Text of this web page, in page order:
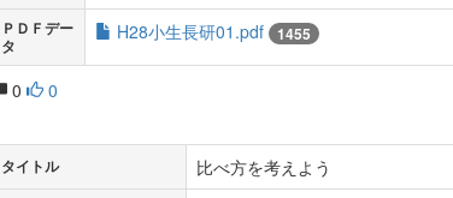
ＰＤＦデー
タ
H28小生長研01.pdf 1455
0 0
タイトル 比べ方を考えよう